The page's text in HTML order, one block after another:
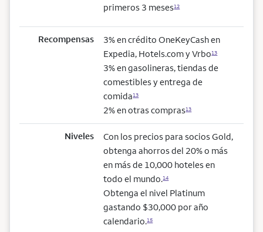
primeros 3 meses12
Recompensas
3% en crédito OneKeyCash en
Expedia, Hotels.com y Vrbo13
3% en gasolineras, tiendas de
comestibles y entrega de
comida13
2% en otras compras13
Niveles
Con los precios para socios Gold,
obtenga ahorros del 20% o más
en más de 10,000 hoteles en
todo el mundo.14
Obtenga el nivel Platinum
gastando $30,000 por año
calendario.15